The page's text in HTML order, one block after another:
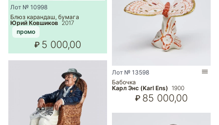
Лот № 10998
Блюз карандаш, бумага
Юрий Ковшиков 2017
промо
₽ 5 000,00
Лот № 13598
Бабочка
Карл Энс (Karl Ens) 1900
₽ 85 000,00